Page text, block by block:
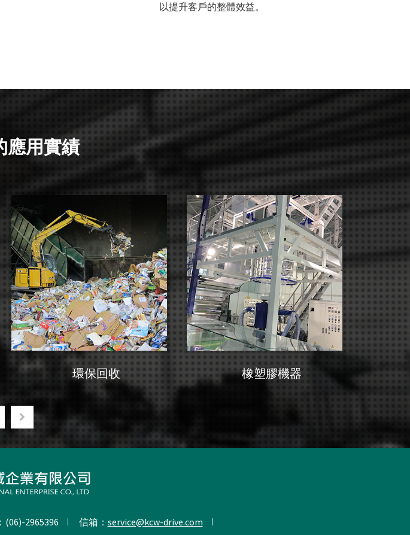
以提升客戶的整體效益。
應用實績
環保回收 橡塑膠機器
(06)-2965396 信箱： service@kcw-drive.com